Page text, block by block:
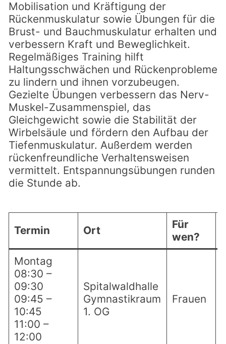
Mobilisation und Kräftigung der
Rückenmuskulatur sowie Übungen für die
Brust- und Bauchmuskulatur erhalten und
verbessern Kraft und Beweglichkeit.
Regelmäßiges Training hilft
Haltungsschwächen und Rückenprobleme
zu lindern und ihnen vorzubeugen.
Gezielte Übungen verbessern das Nerv-
Muskel-Zusammenspiel, das
Gleichgewicht sowie die Stabilität der
Wirbelsäule und fördern den Aufbau der
Tiefenmuskulatur. Außerdem werden
rückenfreundliche Verhaltensweisen
vermittelt. Entspannungsübungen runden
die Stunde ab.
Termin Ort
Für
wen?
Montag
08:30 –
09:30
09:45 –
10:45
11:00 –
12:00
Spitalwaldhalle
Gymnastikraum
1. OG
Frauen